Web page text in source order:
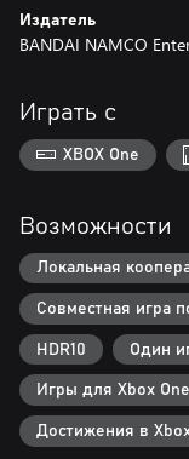
Издатель
BANDAI NAMCO
Играть с
XBOX One
Возможности
Локальная
Совместная игра
HDR10 Один
Игры для Xbox
Достижения в